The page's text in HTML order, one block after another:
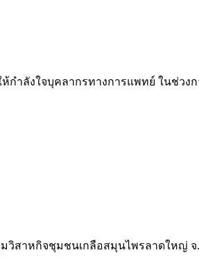
งใจบุคลากรทางการแพทย์ ในช่วงก
วิสาหกิจชุมชนเกลือสมุนไพรลาดใหญ่